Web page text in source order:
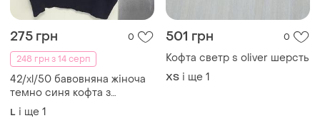
275 грн
0
248 грн з 14 серп
42/xl/50 бавовняна жіноча
темно синя кофта з
рукавами 3/4 100% бавовна
німеччина ідеальний стан
L і ще 1
501 грн 0
Кофта светр s oliver шерсть
ХS і ще 1